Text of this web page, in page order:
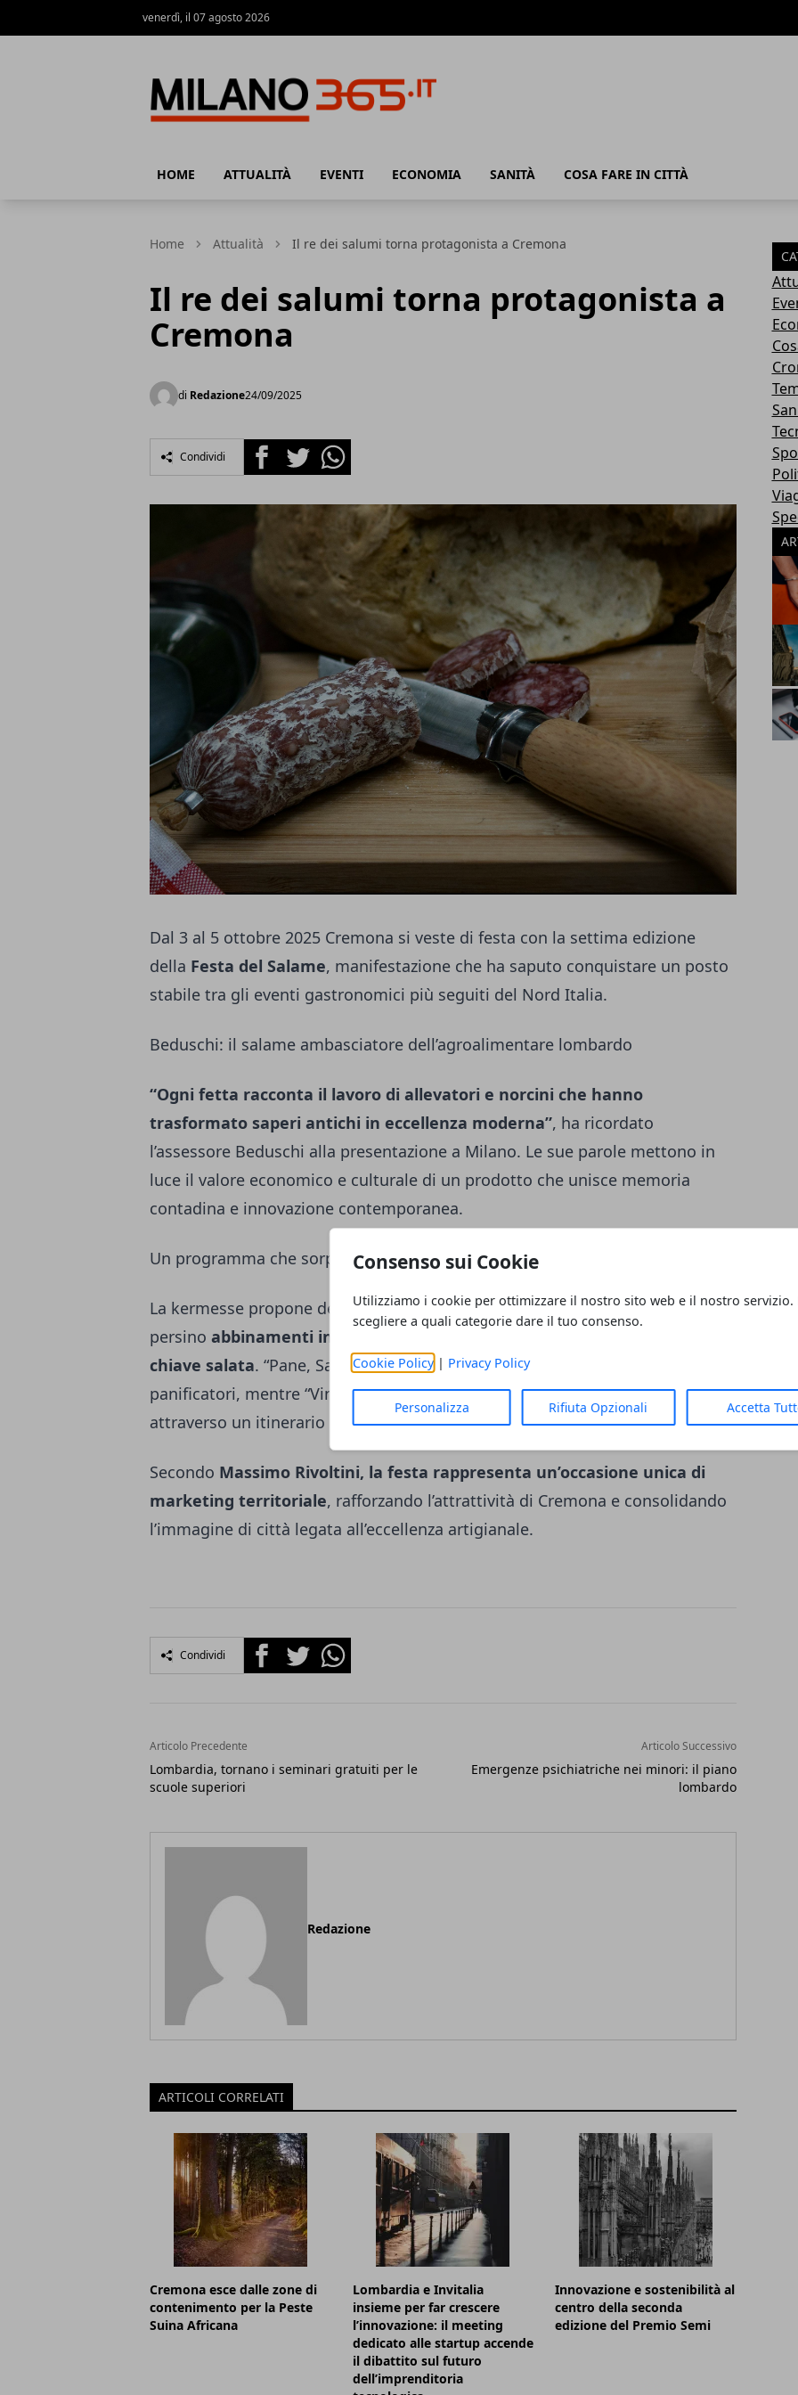
Consenso sui Cookie
Utilizziamo i cookie per ottimizzare il nostro sito web e il nostro servizio.
scegliere a quali categorie dare il tuo consenso.
Cookie Policy| Privacy Policy
Personalizza Rifiuta Opzionali Accetta
venerdì, il 07 agosto 2026
HOME ATTUALITÀ EVENTI ECONOMIA SANITÀ COSA FARE IN CITTÀ
Home Attualità Il re dei salumi torna protagonista a Cremona
Il re dei salumi torna protagonista a
Cremona
di Redazione24/09/2025
Condividi FacebookTwitterWhatsapp
Dal 3 al 5 ottobre 2025 Cremona si veste di festa con la settima edizione
della Festa del Salame, manifestazione che ha saputo conquistare un posto
stabile tra gli eventi gastronomici più seguiti del Nord Italia.
Beduschi: il salame ambasciatore dell’agroalimentare lombardo
“Ogni fetta racconta il lavoro di allevatori e norcini che hanno
trasformato saperi antichi in eccellenza moderna”, ha ricordato
l’assessore Beduschi alla presentazione a Milano. Le sue parole mettono in
luce il valore economico e culturale di un prodotto che unisce memoria
contadina e innovazione contemporanea.
Un programma che sorprende
La kermesse propone degustazioni guidate, laboratori, showcooking e
persino abbinamenti insoliti come salame e gin o dolci reinterpretati in
chiave salata. “Pane, Salame e Mostarda” darà voce ai giovani studenti
panificatori, mentre “Vino e Salame in Viaggio” guiderà il pubblico
attraverso un itinerario gastronomico nazionale.
Secondo Massimo Rivoltini, la festa rappresenta un’occasione unica di
marketing territoriale, rafforzando l’attrattività di Cremona e consolidando
l’immagine di città legata all’eccellenza artigianale.
Condividi FacebookTwitterWhatsapp
Articolo Precedente
Lombardia, tornano i seminari gratuiti per le
scuole superiori
Articolo Successivo
Emergenze psichiatriche nei minori: il piano
lombardo
Redazione
ARTICOLI CORRELATI
Cremona esce dalle zone di
contenimento per la Peste
Suina Africana
Lombardia e Invitalia
insieme per far crescere
l’innovazione: il meeting
dedicato alle startup accende
il dibattito sul futuro
dell’imprenditoria
Innovazione e sostenibilità al
centro della seconda
edizione del Premio Semi